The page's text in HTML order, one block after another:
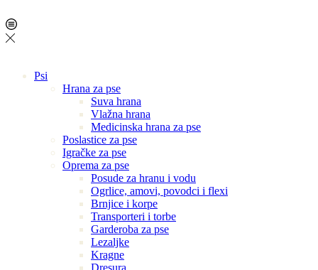
Psi
Hrana za pse
Suva hrana
Vlažna hrana
Medicinska hrana za pse
Poslastice za pse
Igračke za pse
Oprema za pse
Posude za hranu i vodu
Ogrlice, amovi, povodci i flexi
Brnjice i korpe
Transporteri i torbe
Garderoba za pse
Lezaljke
Kragne
Dresura